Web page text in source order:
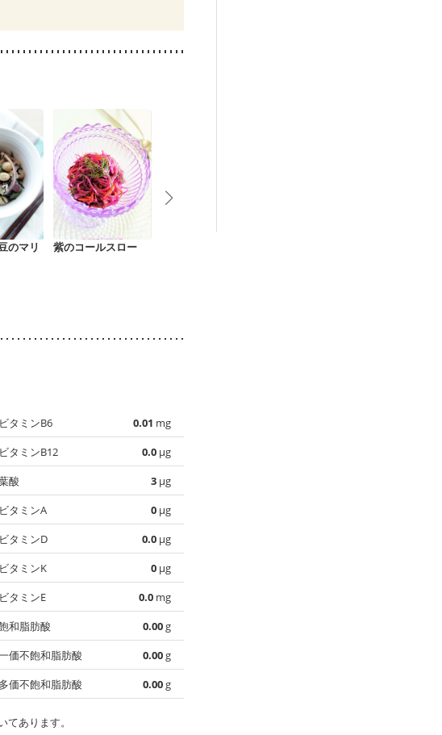
のマリ
紫のコールスロー
ビタミンB6 0.01 mg
ビタミンB12
0.0 µg
酸
3 µg
ビタミンA
0 µg
ビタミンD
0.0 µg
ビタミンK
0 µg
ビタミンE
0.0 mg
和脂肪酸
0.00g
価不飽和脂肪酸
0.00g
多価不飽和脂肪酸
0.00g
あります。